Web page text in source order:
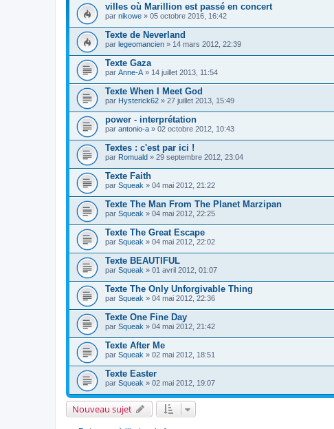
villes où Marillion est passé en concert
par nikowe » 05 octobre 2016, 16:42
Texte de Neverland
par legeomancien » 14 mars 2012, 22:39
Texte Gaza
par Anne-A » 14 juillet 2013, 11:54
Texte When I Meet God
par Hysterick62 » 27 juillet 2013, 15:49
power - interprétation
par antonio-a » 02 octobre 2012, 10:43
Textes : c'est par ici !
par Romuald » 29 septembre 2012, 23:04
Texte Faith
par Squeak » 04 mai 2012, 21:22
Texte The Man From The Planet Marzipan
par Squeak » 04 mai 2012, 22:25
Texte The Great Escape
par Squeak » 04 mai 2012, 22:02
Texte BEAUTIFUL
par Squeak » 01 avril 2012, 01:07
Texte The Only Unforgivable Thing
par Squeak » 04 mai 2012, 22:36
Texte One Fine Day
par Squeak » 04 mai 2012, 21:42
Texte After Me
par Squeak » 02 mai 2012, 18:51
Texte Easter
par Squeak » 02 mai 2012, 19:07
Nouveau sujet